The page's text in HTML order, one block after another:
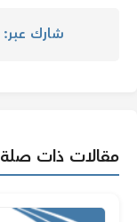
شارك عبر:
مقالات ذات صلة